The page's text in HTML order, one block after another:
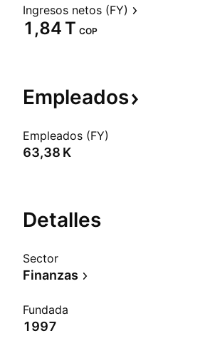
Ingresos netos (FY)
‪1,84 T‬ COP
Empleados
Empleados (FY)
‪63,38 K‬
Detalles
Sector
Finanzas
Fundada
1997